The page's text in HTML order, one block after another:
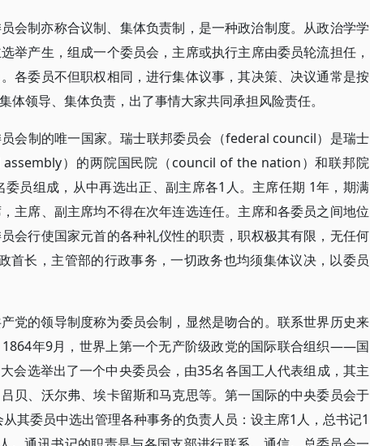
会制亦称合议制、集体负责制，是一种政治制度。从政治学学
举产生，组成一个委员会，主席或执行主席由委员轮流担任，
各委员不但职权相同，进行集体议事，其决策、决议通常是按
体领导、集体负责，出了事情大家共同承担风险责任。
会制的唯一国家。瑞士联邦委员会（federal council）是瑞士
）的两院国民院（council of the nation）和联邦院
员组成，从中再选出正、副主席各1人。主席任期 1年，期满
主席、副主席均不得在次年连选连任。主席和各委员之间地位
会行使国家元首的各种礼仪性的职责，职权极其有限，无任何
首长，主管部的行政事务，一切政务也均须集体议决，以委员
党的领导制度称为委员会制，显然是吻合的。联系世界历史来
年9月，世界上第一个无产阶级政党的国际联合组织——国
会选举出了一个中央委员会，由35名各国工人代表组成，其主
贝、沃尔弗、埃卡留斯和马克思等。第一国际的中央委员会于
其委员中选出管理各种事务的负责人员：设主席1人，总书记1